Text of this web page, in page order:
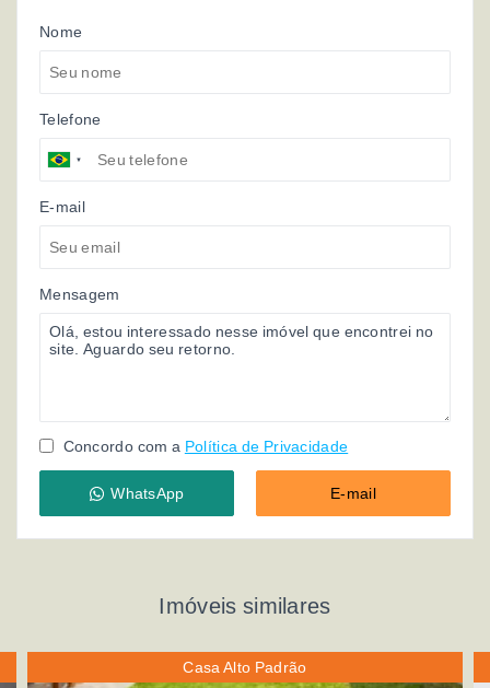
Nome
Telefone
E-mail
Mensagem
Concordo com a Política de Privacidade
WhatsApp E-mail
Imóveis similares
Casa Alto Padrão